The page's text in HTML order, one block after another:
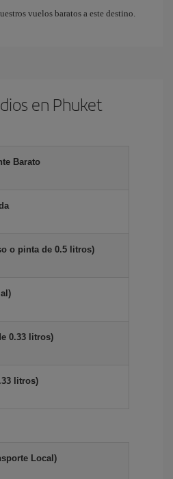
vuelos baratos a este destino.
en Phuket
Barato
o pinta de 0.5 litros)
0.33 litros)
litros)
Local)